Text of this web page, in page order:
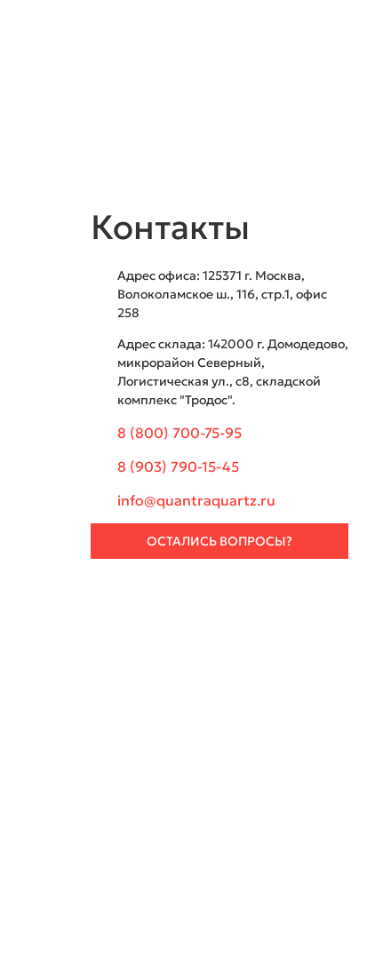
Контакты
Адрес офиса: 125371 г. Москва,
Волоколамское ш., 116, стр.1, офис
258
Адрес склада: 142000 г. Домодедово,
микрорайон Северный,
Логистическая ул., с8, складской
комплекс "Тродос".
8 (800) 700-75-95
8 (903) 790-15-45
info@quantraquartz.ru
ОСТАЛИСЬ ВОПРОСЫ?